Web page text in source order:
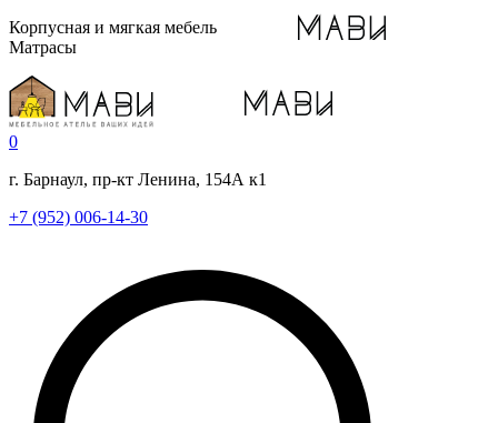
Корпусная и мягкая мебель
Матрасы
0
г. Барнаул, пр-кт Ленина, 154А к1
+7 (952) 006-14-30